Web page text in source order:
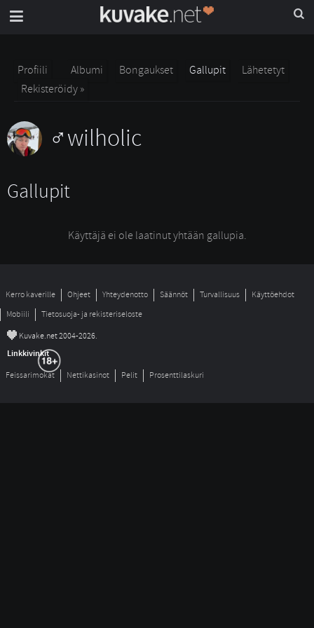
Profiili Albumi Bongaukset Gallupit
Lähetetyt
Rekisteröidy »
wilholic
Gallupit
Käyttäjä ei ole laatinut yhtään gallupia.
Kerro kaverille Ohjeet Yhteydenotto Säännöt Turvallisuus
Käyttöehdot
Mobiili
Tietosuoja- ja rekisteriseloste
© Kuvake.net 2004-2026.
Linkkivinkit
Feissarimokat Nettikasinot Pelit Prosenttilaskuri